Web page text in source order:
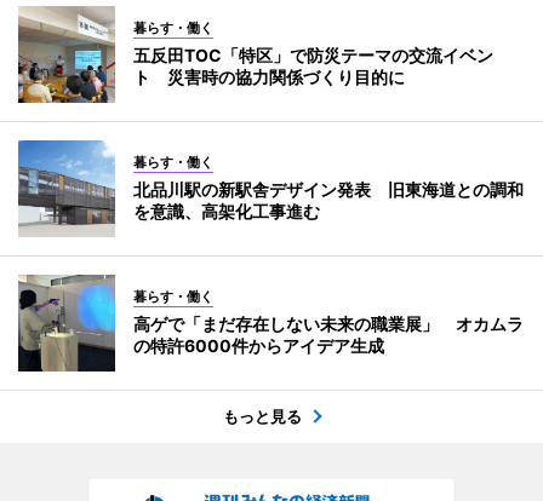
暮らす・働く
五反田TOC「特区」で防災テーマの交流イベン
ト 災害時の協力関係づくり目的に
暮らす・働く
北品川駅の新駅舎デザイン発表 旧東海道との調和
を意識、高架化工事進む
暮らす・働く
高ゲで「まだ存在しない未来の職業展」 オカムラ
の特許6000件からアイデア生成
もっと見る